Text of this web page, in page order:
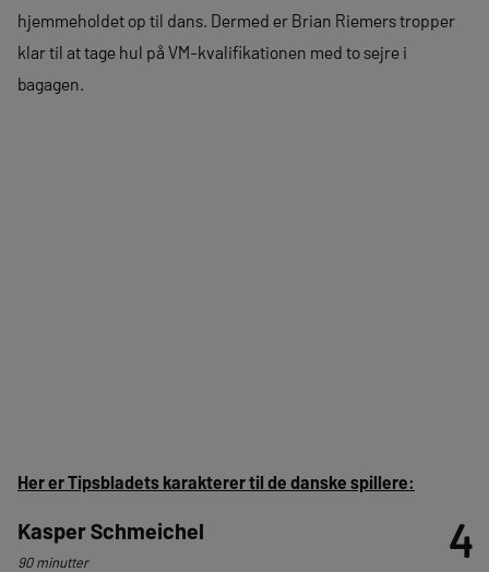
hjemmeholdet op til dans. Dermed er Brian Riemers tropper
klar til at tage hul på VM-kvalifikationen med to sejre i
bagagen.
Her er Tipsbladets karakterer til de danske spillere:
Kasper Schmeichel
90 minutter 4